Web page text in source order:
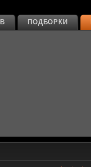
ПОДБОРКИ